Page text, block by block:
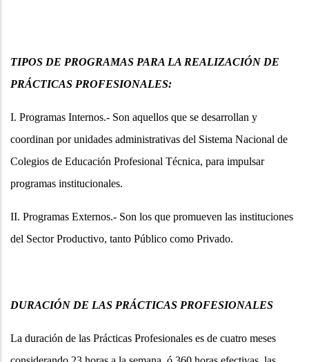
TIPOS DE PROGRAMAS PARA LA REALIZACIÓN DE
PRÁCTICAS PROFESIONALES:
I. Programas Internos.- Son aquellos que se desarrollan y
coordinan por unidades administrativas del Sistema Nacional de
Colegios de Educación Profesional Técnica, para impulsar
programas institucionales.
II. Programas Externos.- Son los que promueven las instituciones
del Sector Productivo, tanto Público como Privado.
DURACIÓN DE LAS PRÁCTICAS PROFESIONALES
La duración de las Prácticas Profesionales es de cuatro meses